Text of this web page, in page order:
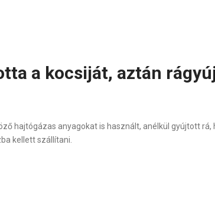
a kocsiját, aztán
hajtógázas anyagokat is használt, anélkül gyújtott
kellett szállítani.